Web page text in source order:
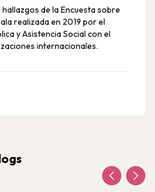
de la Encuesta sobre
realizada en 2019 por el
y Asistencia Social con el
internacionales.